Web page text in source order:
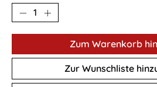
Zum Warenkorb
Zur Wunschliste